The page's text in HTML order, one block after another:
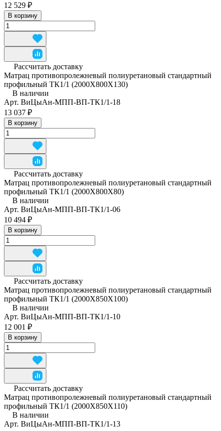
12 529 ₽
В корзину
Рассчитать доставку
Матрац противопролежневый полиуретановый стандартный
профильный ТК1/1 (2000Х800Х130)
В наличии
Арт. ВиЦыАн-МПП-ВП-ТК1/1-18
13 037 ₽
В корзину
Рассчитать доставку
Матрац противопролежневый полиуретановый стандартный
профильный ТК1/1 (2000Х800Х80)
В наличии
Арт. ВиЦыАн-МПП-ВП-ТК1/1-06
10 494 ₽
В корзину
Рассчитать доставку
Матрац противопролежневый полиуретановый стандартный
профильный ТК1/1 (2000Х850Х100)
В наличии
Арт. ВиЦыАн-МПП-ВП-ТК1/1-10
12 001 ₽
В корзину
Рассчитать доставку
Матрац противопролежневый полиуретановый стандартный
профильный ТК1/1 (2000Х850Х110)
В наличии
Арт. ВиЦыАн-МПП-ВП-ТК1/1-13